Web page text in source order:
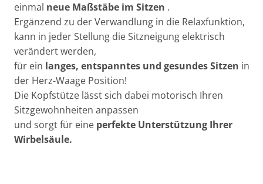
einmal neue Maßstäbe im Sitzen .
Ergänzend zu der Verwandlung in die Relaxfunktion,
kann in jeder Stellung die Sitzneigung elektrisch
verändert werden,
für ein langes, entspanntes und gesundes Sitzen in
der Herz-Waage Position!
Die Kopfstütze lässt sich dabei motorisch Ihren
Sitzgewohnheiten anpassen
und sorgt für eine perfekte Unterstützung Ihrer
Wirbelsäule.